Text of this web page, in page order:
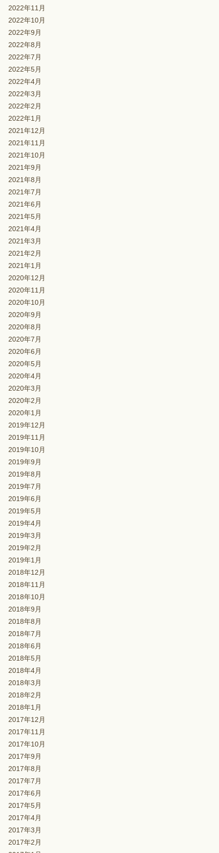
2022年11月
2022年10月
2022年9月
2022年8月
2022年7月
2022年5月
2022年4月
2022年3月
2022年2月
2022年1月
2021年12月
2021年11月
2021年10月
2021年9月
2021年8月
2021年7月
2021年6月
2021年5月
2021年4月
2021年3月
2021年2月
2021年1月
2020年12月
2020年11月
2020年10月
2020年9月
2020年8月
2020年7月
2020年6月
2020年5月
2020年4月
2020年3月
2020年2月
2020年1月
2019年12月
2019年11月
2019年10月
2019年9月
2019年8月
2019年7月
2019年6月
2019年5月
2019年4月
2019年3月
2019年2月
2019年1月
2018年12月
2018年11月
2018年10月
2018年9月
2018年8月
2018年7月
2018年6月
2018年5月
2018年4月
2018年3月
2018年2月
2018年1月
2017年12月
2017年11月
2017年10月
2017年9月
2017年8月
2017年7月
2017年6月
2017年5月
2017年4月
2017年3月
2017年2月